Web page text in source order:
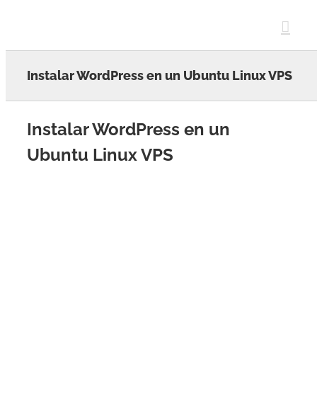
Instalar WordPress en un Ubuntu Linux VPS
Instalar WordPress en un
Ubuntu Linux VPS